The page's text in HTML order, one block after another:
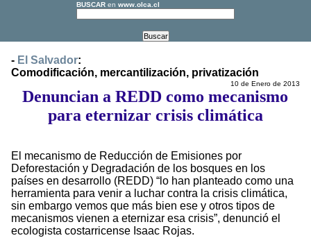
BUSCAR en www.olca.cl
- El Salvador:
Comodificación, mercantilización, privatización
10 de Enero de 2013
Denuncian a REDD como mecanismo
para eternizar crisis climática
El mecanismo de Reducción de Emisiones por
Deforestación y Degradación de los bosques en los
países en desarrollo (REDD) “lo han planteado como una
herramienta para venir a luchar contra la crisis climática,
sin embargo vemos que más bien ese y otros tipos de
mecanismos vienen a eternizar esa crisis”, denunció el
ecologista costarricense Isaac Rojas.